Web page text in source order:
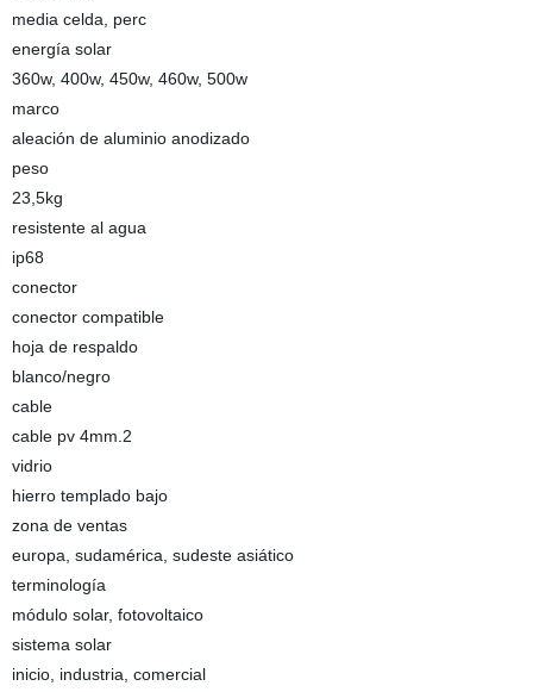
media celda, perc
energía solar
360w, 400w, 450w, 460w, 500w
marco
aleación de aluminio anodizado
peso
23,5kg
resistente al agua
ip68
conector
conector compatible
hoja de respaldo
blanco/negro
cable
cable pv 4mm.2
vidrio
hierro templado bajo
zona de ventas
europa, sudamérica, sudeste asiático
terminología
módulo solar, fotovoltaico
sistema solar
inicio, industria, comercial